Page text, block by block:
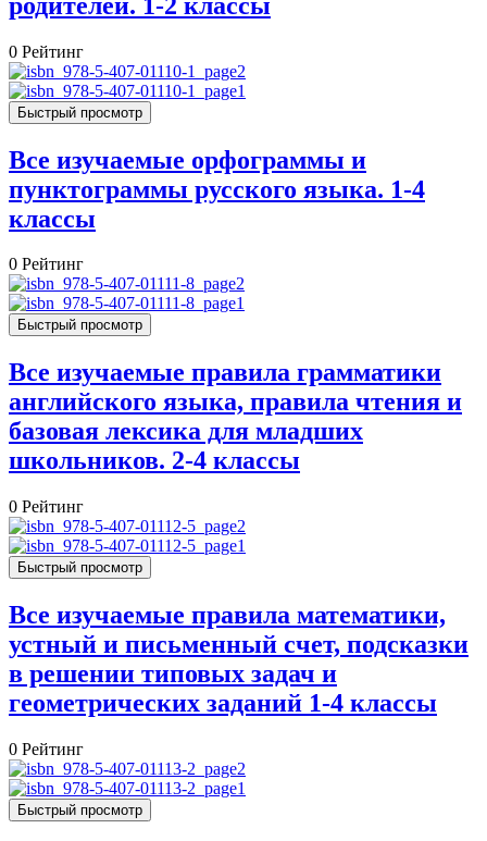
0 Рейтинг
Быстрый просмотр
Все изучаемые орфограммы и
пунктограммы русского языка. 1-4
классы
0 Рейтинг
Быстрый просмотр
Все изучаемые правила грамматики
английского языка, правила чтения и
базовая лексика для младших
школьников. 2-4 классы
0 Рейтинг
Быстрый просмотр
Все изучаемые правила математики,
устный и письменный счет, подсказки
в решении типовых задач и
геометрических заданий 1-4 классы
0 Рейтинг
Быстрый просмотр